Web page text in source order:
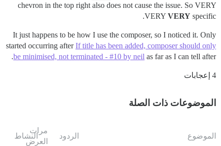
chevron in the top right also does not cause the issue. So VERY
VERY VERY specific.
It just happens to be how I use the composer, so I noticed it. Only
started occurring afterIf title has been added, composer should only
be minimised, not terminated - #10 by neil as far as I can tell after.
4 إعجابات
الموضوعات ذات الصلة
الموضوع الردود
مرات
العرض
النشاط